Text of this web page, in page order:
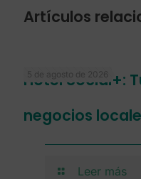
Artículos
5 de agosto de 2026
Hotel Social+:
negocios
Leer más